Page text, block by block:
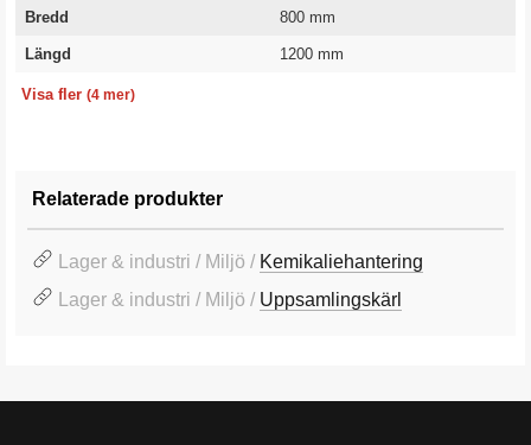
Bredd 800 mm
Längd
1200 mm
Visa fler (4 mer)
Relaterade produkter
Lager & industri / Miljö / Kemikaliehantering
Lager & industri / Miljö / Uppsamlingskärl